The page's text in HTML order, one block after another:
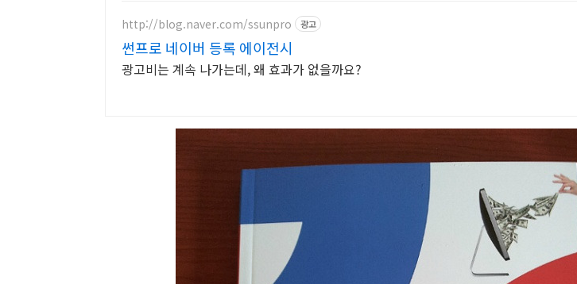
http://blog.naver.com/ssunpro 광고
썬프로 네이버 등록 에이전시
광고비는 계속 나가는데, 왜 효과가 없을까요?